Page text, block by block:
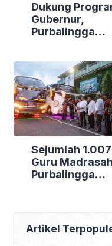
Dukung
Gubernur,
Purbalingga
Kecamatan
Berdaya
Sejumlah 1.007
Guru Madrasah
Purbalingga
Purbalingga
Dukungan
Artikel